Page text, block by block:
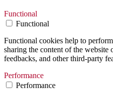
Functional
Functional
Functional cookies help to
sharing the content of the website
feedbacks, and other third-party
Performance
Performance